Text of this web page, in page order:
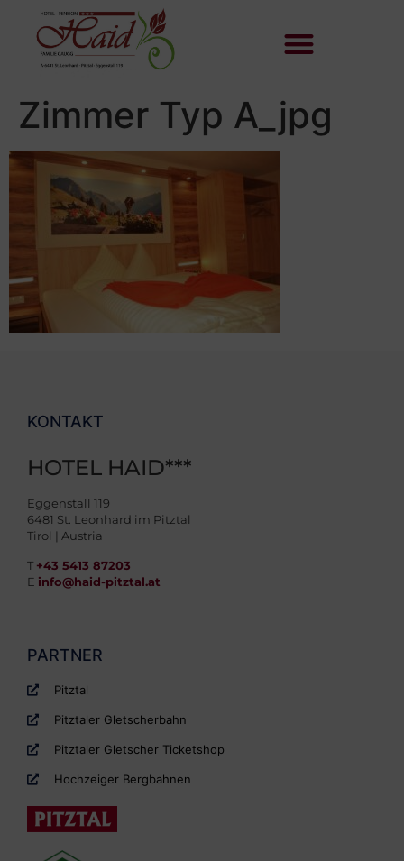
Zimmer Typ A_jpg
PARTNER
Pitztal
Pitztaler Gletscherbahn
Pitztaler Gletscher Ticketshop
Hochzeiger Bergbahnen
KONTAKT
HOTEL HAID***
Eggenstall 119
6481 St. Leonhard im Pitztal
Tirol | Austria
T +43 5413 87203
E info@haid-pitztal.at